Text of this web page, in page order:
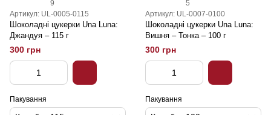
9
Артикул: UL-0005-0115
Шоколадні цукерки Una Luna:
Джандуя – 115 г
300 грн
Пакування
5
Артикул: UL-0007-0100
Шоколадні цукерки Una Luna:
Вишня – Тонка – 100 г
300 грн
Пакування